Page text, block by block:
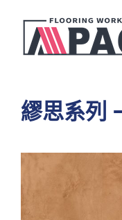
content
繆思系列